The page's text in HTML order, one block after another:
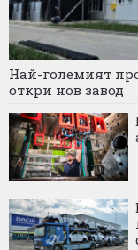
Най-големият
откри нов завод